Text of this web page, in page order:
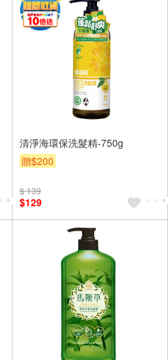
清淨海環保洗髮精-750g
贈$200
$ 139
$129